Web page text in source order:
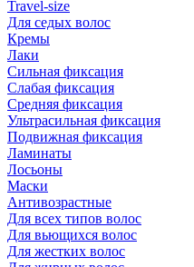
Travel-size
Для седых волос
Кремы
Лаки
Сильная фиксация
Слабая фиксация
Средняя фиксация
Ультрасильная фиксация
Подвижная фиксация
Ламинаты
Лосьоны
Маски
Антивозрастные
Для всех типов волос
Для вьющихся волос
Для жестких волос